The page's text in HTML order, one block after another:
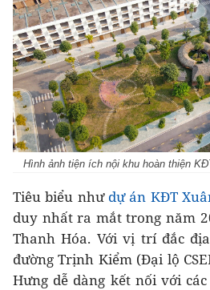
Hình ảnh tiện ích nội khu hoàn thiện
Tiêu biểu như dự án KĐT
duy nhất ra mắt trong năm
Thanh Hóa. Với vị trí đắc
đường Trịnh Kiểm (Đại lộ
Hưng dễ dàng kết nối với